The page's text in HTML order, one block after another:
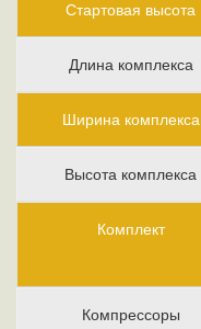
Стартовая высота
Длина комплекса
Ширина комплекса
Высота комплекса
Комплект
Компрессоры